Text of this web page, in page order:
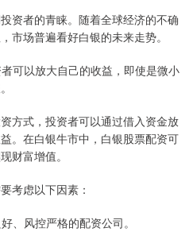
资者的青睐。随着全球经济的不确
市场普遍看好白银的未来走势。
可以放大自己的收益，即使是微小
方式，投资者可以通过借入资金放
。在白银牛市中，白银股票配资可
财富增值。
考虑以下因素：
、风控严格的配资公司。